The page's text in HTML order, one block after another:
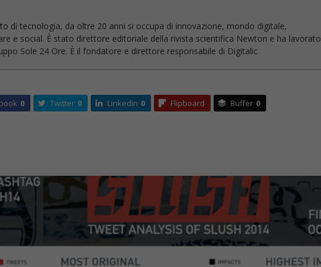
di tecnologia, da oltre 20 anni si occupa di innovazione, mondo digitale,
e social. È stato direttore editoriale della rivista scientifica Newton e ha lavorato
Sole 24 Ore. È il fondatore e direttore responsabile di Digitalic
0 Twitter 0 LinkedIn 0 Flipboard Buffer 0